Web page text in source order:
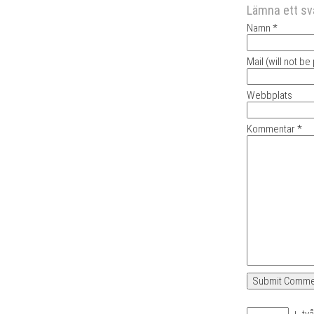
Lämna ett
Namn *
Mail (will not
Webbplats
Kommentar *